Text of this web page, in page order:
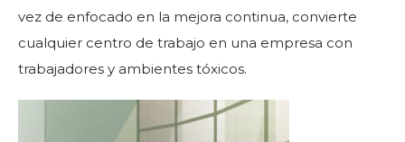
vez de enfocado en la mejora continua, convierte
cualquier centro de trabajo en una empresa con
trabajadores y ambientes tóxicos.